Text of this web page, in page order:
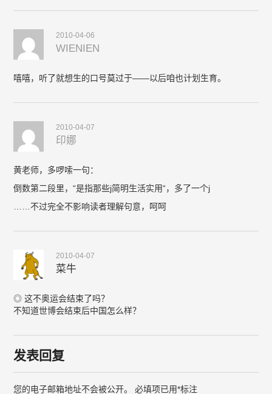
2010-04-06
WIENIEN
嘻嘻，听了就想生的口号莫过于——以后咱也计划生育。
2010-04-07
印娜
黄老师，多啰嗦一句：
倒数第二段里，“是指那些j简明生活实用“，多了一个j
……不过完全不影响读者理解句意，呵呵
2010-04-07
菜牛
◎ 这不奥运会结束了吗？
不知道世博会结束后中国怎么样？
发表回复
您的电子邮箱地址不会被公开。 必填项已用*标注